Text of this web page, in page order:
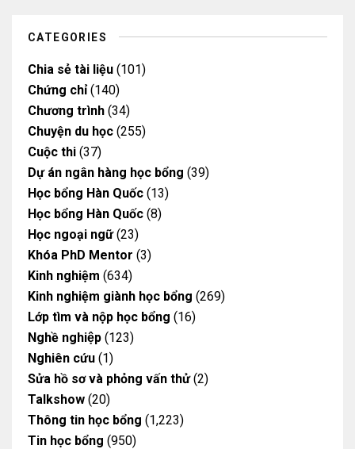
m
CATEGORIES
Chia sẻ tài liệu (101)
Chứng chỉ(140)
Chương trình (34)
Chuyện du học (255)
Cuộc thi (37)
Dự án ngân hàng học bổng (39)
Học bổng Hàn Quốc (13)
Học bổng Hàn Quốc (8)
Học ngoại ngữ(23)
Khóa PhD Mentor (3)
Kinh nghiệm (634)
Kinh nghiệm giành học bổng (269)
Lớp tìm và nộp học bổng (16)
Nghề nghiệp (123)
Nghiên cứu (1)
Sửa hồ sơ và phỏng vấn thử(2)
Talkshow (20)
Thông tin học bổng (1,223)
Tin học bổng (950)